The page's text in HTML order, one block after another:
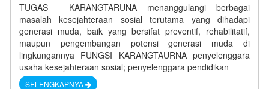
TUGAS KARANGTARUNA menanggulangi berbagai
masalah kesejahteraan sosial terutama yang dihadapi
generasi muda, baik yang bersifat preventif, rehabilitatif,
maupun pengembangan potensi generasi muda di
lingkungannya FUNGSI KARANGTAURNA penyelenggara
usaha kesejahteraan sosial; penyelenggara pendidikan
SELENGKAPNYA